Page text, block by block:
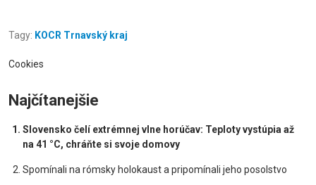
Tagy: KOCR Trnavský kraj
Cookies
Najčítanejšie
Slovensko čelí extrémnej vlne horúčav: Teploty vystúpia až
na 41 °C, chráňte si svoje domovy
Spomínali na rómsky holokaust a pripomínali jeho posolstvo